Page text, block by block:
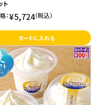
ト
：¥5,724（税込）
カートに入れる